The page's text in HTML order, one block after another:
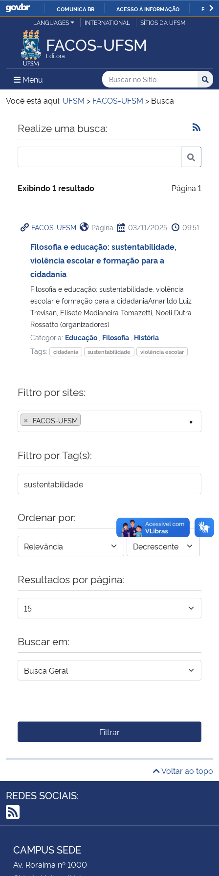
IR
O
COMUNICA BR ACESSO À INFORMAÇÃO
Ministério da Justiça e Segurança Pública
Ministério da Defesa
Ministério das Relações Exteriores
Ministério da Economia
Ministério da Infraestrutura
Ministério da Cidadania
Ministério de Minas e Energia
Ministério da Ciência, Tecnologia, Inovações e Comunicações
Ministério do Meio Ambiente
Ministério do Turismo
Ministério da Mulher, da Família e dos Direitos Humanos
Secretaria-Geral
Secretaria de Governo
Gabinete de Segurança Institucional
Advocacia-Geral da União
Planalto
LANGUAGES INTERNATIONAL SÍTIOS DA UFSM
FACOS-UFSM
Editora
Menu Menu Principal do Sítio
Busca
Buscar no no Sítio
Busca:
Você está aqui: UFSM > FACOS-UFSM > Busca
Início do conteúdo
Realize uma busca:
Exibindo 1 resultado Página 1
FACOS-UFSM Página 03/11/2025 09:51
Filosofia e educação: sustentabilidade,
violência escolar e formação para a
cidadania
Filosofia e educação: sustentabilidade, violência
escolar e formação para a cidadaniaAmarildo Luiz
Trevisan, Elisete Medianeira Tomazetti, Noeli Dutra
Rossatto (organizadores)
Categoria: Educação Filosofia História
Tags:
cidadania sustentabilidade violência escolar
Filtro por sites:
×
× FACOS-UFSM
Filtro por Tag(s):
Ordenar por:
Resultados por página:
Buscar em:
Filtrar
Voltar ao topo
REDES SOCIAIS:
RSS
CAMPUS SEDE
Av. Roraima nº 1000